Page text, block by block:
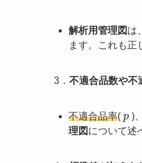
解析用管理図 は、
ます。これも正
3． 不適合品数や不
不適合品率( )、
理図 について述